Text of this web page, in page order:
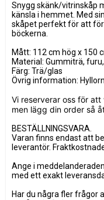
Snygg skänk/vitrinskåp
känsla i hemmet. Med
skåpet perfekt för att
böckerna.
Mått: 112 cm hög x 150
Material: Gummiträ,
Färg: Trä/glas
Övrig information:
Vi reserverar oss för
men lägg din order så
BESTÄLLNINGSVARA.
Varan finns endast att
leverantör.
Ange i
med ett exakt
Har du några fler frågor